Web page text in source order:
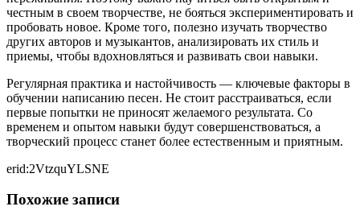
честным в своем творчестве, не бояться экспериментировать и
пробовать новое. Кроме того, полезно изучать творчество
других авторов и музыкантов, анализировать их стиль и
приемы, чтобы вдохновляться и развивать свои навыки.
Регулярная практика и настойчивость — ключевые факторы в
обучении написанию песен. Не стоит расстраиваться, если
первые попытки не приносят желаемого результата. Со
временем и опытом навыки будут совершенствоваться, а
творческий процесс станет более естественным и приятным.
erid:2VtzquYLSNE
Похожие записи